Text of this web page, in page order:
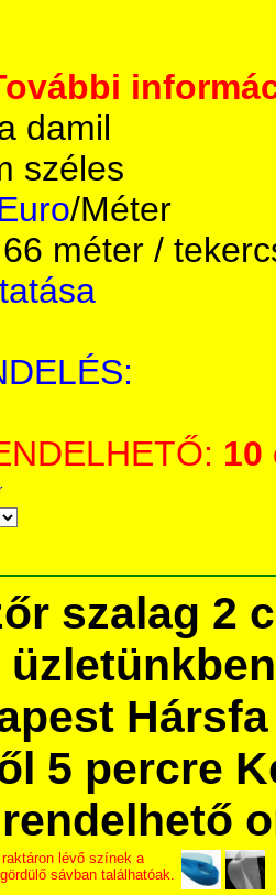
damil
széles
/Méter
66 méter /
10
szalag 2
5 percre
raktáron lévő színek a
sávban találhatóak.